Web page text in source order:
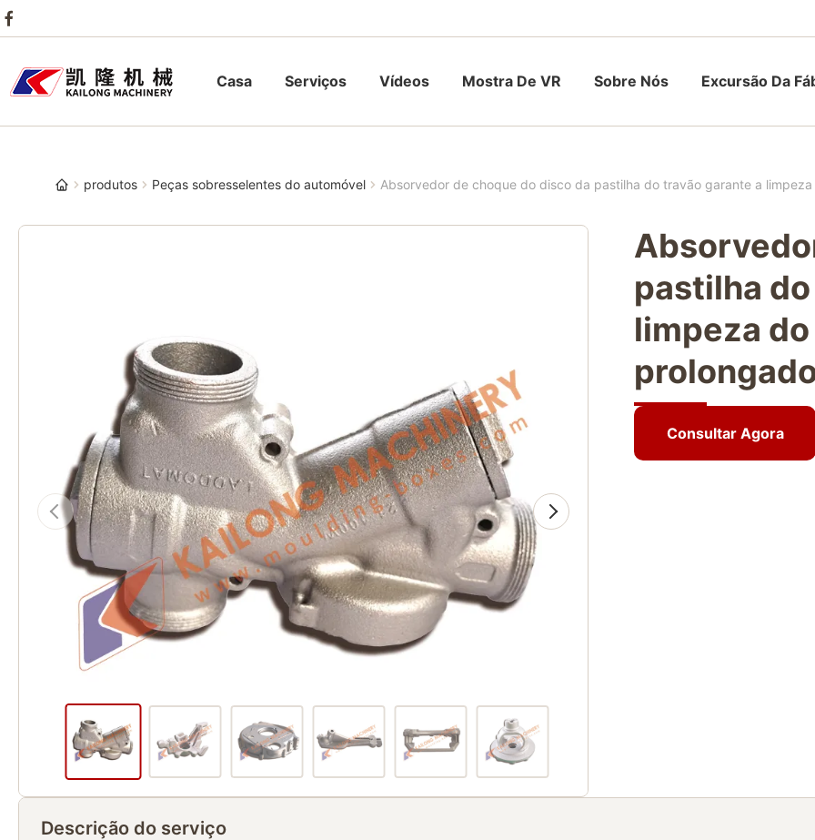
Casa Serviços Vídeos Mostra De VR Sobre Nós Excursão Da
produtos Peças sobresselentes do automóvel Absorvedor de choque do disco da pastilha do travão garante a
pastilha
limpeza
Consultar Agora
Consultar Agora
Descrição do serviço